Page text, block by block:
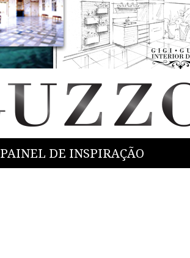
PAINEL DE INSPIRAÇÃO